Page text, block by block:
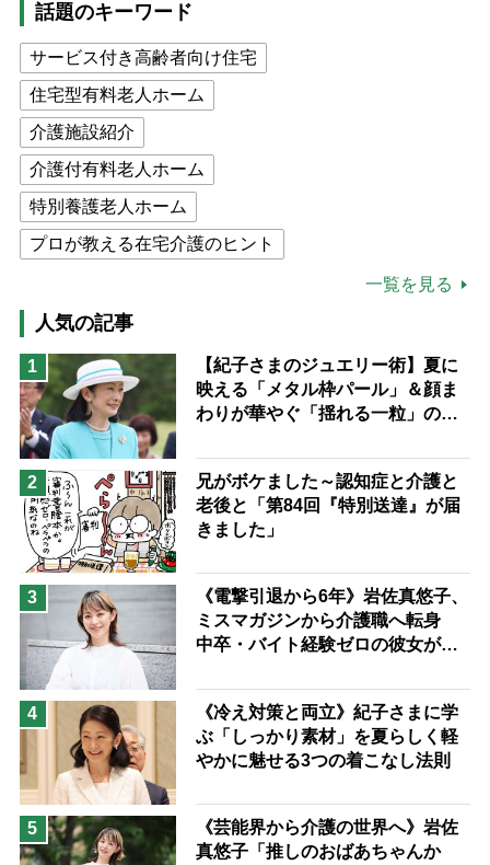
話題のキーワード
サービス付き高齢者向け住宅
住宅型有料老人ホーム
介護施設紹介
介護付有料老人ホーム
特別養護老人ホーム
プロが教える在宅介護のヒント
高木ブー
ケアマネジャー
猫が母になつきません
息子の遠距離介護サバイバル術
兄がボケました
予防法
一覧を見る
人気の記事
1
【紀子さまのジュエリー術】夏に
映える「メタル枠パール」＆顔ま
わりが華やぐ「揺れる一粒」の使
2
兄がボケました～認知症と介護と
老後と「第84回『特別送達』が届
きました」
3
《電撃引退から6年》岩佐真悠子、
ミスマガジンから介護職へ転身
中卒・バイト経験ゼロの彼女が見
ながら自分らしくいられる」
4
《冷え対策と両立》紀子さまに学
ぶ「しっかり素材」を夏らしく軽
やかに魅せる3つの着こなし法則
5
《芸能界から介護の世界へ》岩佐
真悠子「推しのおばあちゃんか